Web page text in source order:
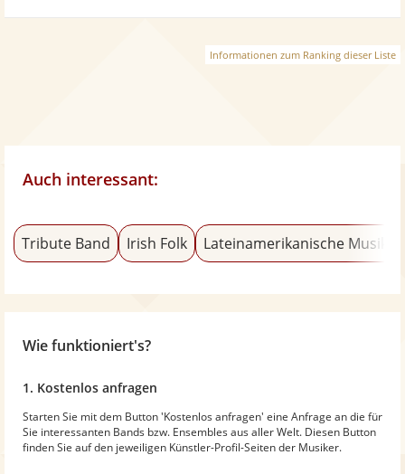
Informationen zum Ranking dieser Liste
Auch interessant:
Tribute Band Irish Folk Lateinamerikanische Musik
Wie funktioniert's?
1. Kostenlos anfragen
Starten Sie mit dem Button 'Kostenlos anfragen' eine Anfrage an die für
Sie interessanten Bands bzw. Ensembles aus aller Welt. Diesen Button
finden Sie auf den jeweiligen Künstler-Profil-Seiten der Musiker.